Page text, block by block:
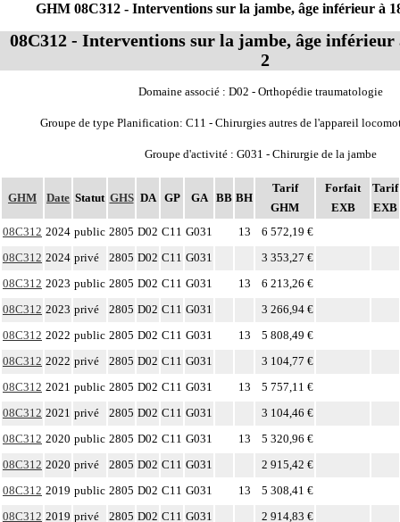
GHM Date Statut GHS DA GP GA BB BH
Tarif
GHM
Forfait
EXB
Tarif
EXB
08C312 2024 public 2805 D02 C11 G031 13
6 572,19 €
08C312 2024 privé 2805 D02 C11 G031
3 353,27 €
08C312 2023 public 2805 D02 C11 G031 13
6 213,26 €
08C312 2023 privé 2805 D02 C11 G031
3 266,94 €
08C312 2022 public 2805 D02 C11 G031 13
5 808,49 €
08C312 2022 privé 2805 D02 C11 G031
3 104,77 €
08C312 2021 public 2805 D02 C11 G031 13
5 757,11 €
08C312 2021 privé 2805 D02 C11 G031
3 104,46 €
08C312 2020 public 2805 D02 C11 G031 13
5 320,96 €
08C312 2020 privé 2805 D02 C11 G031
2 915,42 €
08C312 2019 public 2805 D02 C11 G031 13
5 308,41 €
08C312 2019 privé 2805 D02 C11 G031
2 914,83 €
GHM 08C312 - Interventions sur la jambe, âge inférieur à
08C312 - Interventions sur la jambe, âge inférieur
2
Domaine associé : D02 - Orthopédie traumatologie
Groupe de type Planification: C11 - Chirurgies autres de l'appareil
Groupe d'activité : G031 - Chirurgie de la jambe